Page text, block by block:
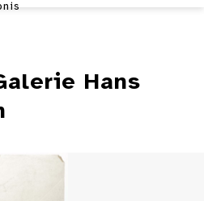
Hans